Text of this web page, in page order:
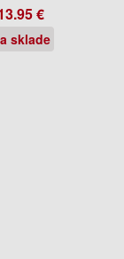
€
sklade